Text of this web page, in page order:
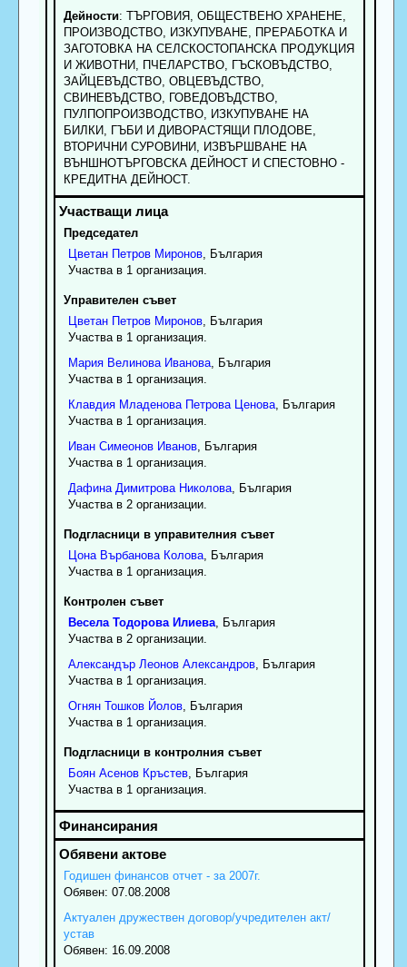
Дейности: ТЪРГОВИЯ, ОБЩЕСТВЕНО ХРАНЕНЕ,
ПРОИЗВОДСТВО, ИЗКУПУВАНЕ, ПРЕРАБОТКА И
ЗАГОТОВКА НА СЕЛСКОСТОПАНСКА ПРОДУКЦИЯ
И ЖИВОТНИ, ПЧЕЛАРСТВО, ГЪСКОВЪДСТВО,
ЗАЙЦЕВЪДСТВО, ОВЦЕВЪДСТВО,
СВИНЕВЪДСТВО, ГОВЕДОВЪДСТВО,
ПУЛПОПРОИЗВОДСТВО, ИЗКУПУВАНЕ НА
БИЛКИ, ГЪБИ И ДИВОРАСТЯЩИ ПЛОДОВЕ,
ВТОРИЧНИ СУРОВИНИ, ИЗВЪРШВАНЕ НА
ВЪНШНОТЪРГОВСКА ДЕЙНОСТ И СПЕСТОВНО -
КРЕДИТНА ДЕЙНОСТ.
Председател
Цветан Петров Миронов, България
Участва в 1 организация.
Управителен съвет
Цветан Петров Миронов, България
Участва в 1 организация.
Мария Велинова Иванова, България
Участва в 1 организация.
Клавдия Младенова Петрова Ценова, България
Участва в 1 организация.
Иван Симеонов Иванов, България
Участва в 1 организация.
Дафина Димитрова Николова, България
Участва в 2 организации.
Подгласници в управителния съвет
Цона Върбанова Колова, България
Участва в 1 организация.
Контролен съвет
Весела Тодорова Илиева, България
Участва в 2 организации.
Александър Леонов Александров, България
Участва в 1 организация.
Огнян Тошков Йолов, България
Участва в 1 организация.
Подгласници в контролния съвет
Боян Асенов Кръстев, България
Участва в 1 организация.
Годишен финансов отчет - за 2007г.
Обявен: 07.08.2008
Актуален дружествен договор/учредителен акт/
устав
Обявен: 16.09.2008